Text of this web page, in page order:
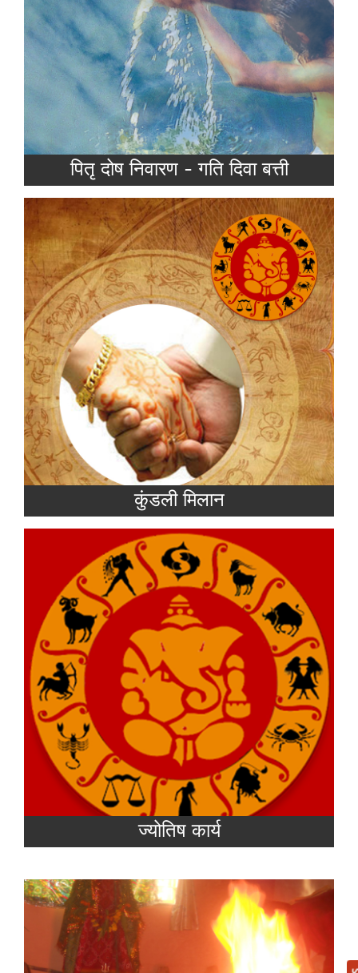
पितृ दोष निवारण - गति दिवा बत्ती
कुंडली मिलान
कुंडली को देखकर 36 गुणों के आधार पर यह मिलान किया
जाता है। मान्यता है कि जितने ज्यादा गुण मिलते हैं जोड़ी
उतनी ही अच्छी बनती है।
Read more
ज्योतिष कार्य
राशिफल (Rashifal) या जन्म-कुंडली ज्योतिषीय
घटनाओं पर आधारित एक चार्ट होता है जिसमें एक व्यक्ति
के वर्तमान और भविष्य की जानकारियाँ दर्शायी है
Read more
यज्ञ का अर्थ है- शुभ कर्म। श्रेष्ठ कर्म। सतकर्म।
वेदानुसार यज्ञ पाँच प्रकार के होते हैं-(1) ब्रह्मयज्ञ (2)
देवयज्ञ (3) पितृयज्ञ (4) वैश्वदेव यज्ञ (5) अतिथि यज्ञ.